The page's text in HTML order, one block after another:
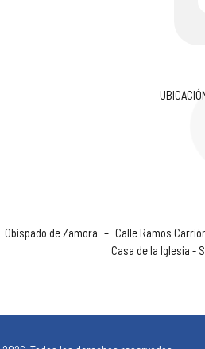
Obispado de Zamora – Calle Ramos
Casa de la Iglesia -